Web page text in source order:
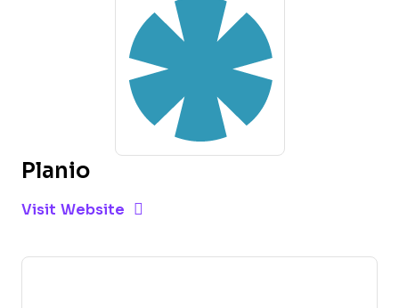
Planio
Visit Website Opens New Window